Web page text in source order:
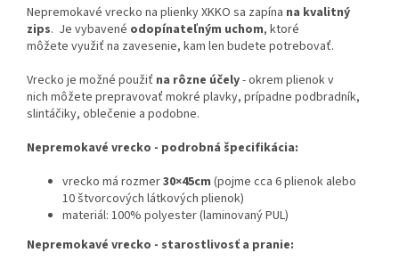
Nepremokavé vrecko na plienky XKKO sa zapína na kvalitný
zips. Je vybavené odopínateľným uchom, ktoré
môžete využiť na zavesenie, kam len budete potrebovať.
Vrecko je možné použiť na rôzne účely- okrem plienok v
nich môžete prepravovať mokré plavky, prípadne podbradník,
slintáčiky, oblečenie a podobne.
Nepremokavé vrecko - podrobná špecifikácia:
vrecko má rozmer30×45cm (pojme cca 6 plienok alebo
10 štvorcových látkových plienok)
materiál: 100% polyester (laminovaný PUL)
Nepremokavé vrecko - starostlivosť a pranie: